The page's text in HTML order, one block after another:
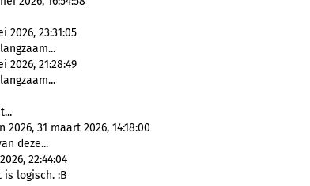
2026, 23:31:05
2026, 21:28:49
31 maart 2026, 14:18:00
deze...
22:44:04
logisch. :B